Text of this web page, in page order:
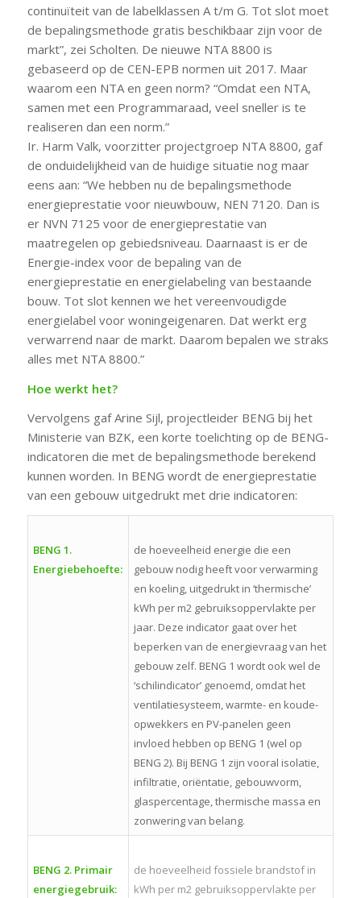
continuïteit van de labelklassen A t/m G. Tot slot moet
de bepalingsmethode gratis beschikbaar zijn voor de
markt”, zei Scholten. De nieuwe NTA 8800 is
gebaseerd op de CEN-EPB normen uit 2017. Maar
waarom een NTA en geen norm? “Omdat een NTA,
samen met een Programmaraad, veel sneller is te
realiseren dan een norm.”
Ir. Harm Valk, voorzitter projectgroep NTA 8800, gaf
de onduidelijkheid van de huidige situatie nog maar
eens aan: “We hebben nu de bepalingsmethode
energieprestatie voor nieuwbouw, NEN 7120. Dan is
er NVN 7125 voor de energieprestatie van
maatregelen op gebiedsniveau. Daarnaast is er de
Energie-index voor de bepaling van de
energieprestatie en energielabeling van bestaande
bouw. Tot slot kennen we het vereenvoudigde
energielabel voor woningeigenaren. Dat werkt erg
verwarrend naar de markt. Daarom bepalen we straks
alles met NTA 8800.”
Hoe werkt het?
Vervolgens gaf Arine Sijl, projectleider BENG bij het
Ministerie van BZK, een korte toelichting op de BENG-
indicatoren die met de bepalingsmethode berekend
kunnen worden. In BENG wordt de energieprestatie
van een gebouw uitgedrukt met drie indicatoren:
BENG 1.
Energiebehoefte:
de hoeveelheid energie die een
gebouw nodig heeft voor verwarming
en koeling, uitgedrukt in ‘thermische’
kWh per m2 gebruiksoppervlakte per
jaar. Deze indicator gaat over het
beperken van de energievraag van het
gebouw zelf. BENG 1 wordt ook wel de
‘schilindicator’ genoemd, omdat het
ventilatiesysteem, warmte- en koude-
opwekkers en PV-panelen geen
invloed hebben op BENG 1 (wel op
BENG 2). Bij BENG 1 zijn vooral isolatie,
infiltratie, oriëntatie, gebouwvorm,
glaspercentage, thermische massa en
zonwering van belang.
BENG 2. Primair
energiegebruik:
de hoeveelheid fossiele brandstof in
kWh per m2 gebruiksoppervlakte per